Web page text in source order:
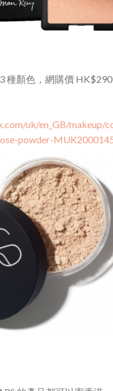
種顏色，網購價
uk/en_GB/makeup/
powder-